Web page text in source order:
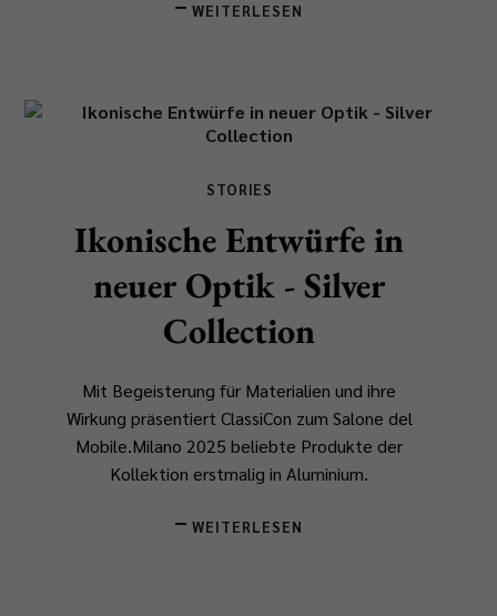
WEITERLESEN
STORIES
Ikonische Entwürfe in
neuer Optik - Silver
Collection
Mit Begeisterung für Materialien und ihre
Wirkung präsentiert ClassiCon zum Salone del
Mobile.Milano 2025 beliebte Produkte der
Kollektion erstmalig in Aluminium.
WEITERLESEN